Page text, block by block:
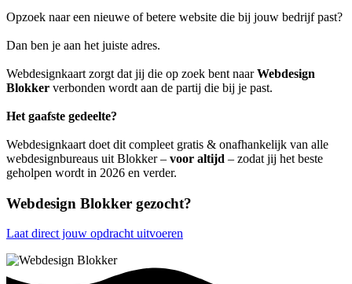
Opzoek naar een nieuwe of betere website die bij jouw bedrijf past?
Dan ben je aan het juiste adres.
Webdesignkaart zorgt dat jij die op zoek bent naarWebdesign
Blokker verbonden wordt aan de partij die bij je past.
Het gaafste gedeelte?
Webdesignkaart doet dit compleet gratis & onafhankelijk van alle
webdesignbureaus uit Blokker – voor altijd – zodat jij het beste
geholpen wordt in 2026 en verder.
Webdesign Blokker gezocht?
Laat direct jouw opdracht uitvoeren